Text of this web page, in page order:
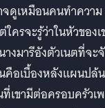
ดูเหมือนคนทำความ
รจะรู้ว่าในหัวของเ
งมารีอังตัวเนตที่จะ
คือเบื้องหลังแผนปล้น
เขามีต่อครอบครัวเ